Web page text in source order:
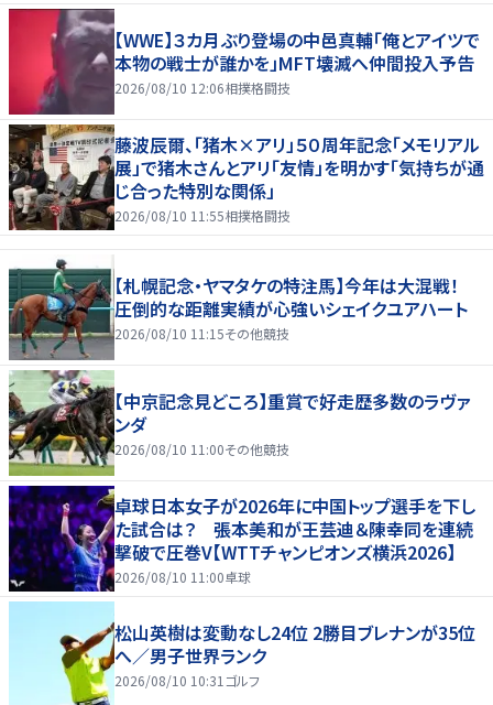
【WWE】３カ月ぶり登場の中邑真輔「俺とアイツで
本物の戦士が誰かを」MFT壊滅へ仲間投入予告
2026/08/10 12:06相撲格闘技
藤波辰爾、「猪木×アリ」５０周年記念「メモリアル
展」で猪木さんとアリ「友情」を明かす「気持ちが通
じ合った特別な関係」
2026/08/10 11:55相撲格闘技
【札幌記念・ヤマタケの特注馬】今年は大混戦！
圧倒的な距離実績が心強いシェイクユアハート
2026/08/10 11:15その他競技
【中京記念見どころ】重賞で好走歴多数のラヴァ
ンダ
2026/08/10 11:00その他競技
卓球日本女子が2026年に中国トップ選手を下し
た試合は？ 張本美和が王芸迪＆陳幸同を連続
撃破で圧巻V【WTTチャンピオンズ横浜2026】
2026/08/10 11:00卓球
松山英樹は変動なし24位 2勝目ブレナンが35位
へ／男子世界ランク
2026/08/10 10:31 ゴルフ